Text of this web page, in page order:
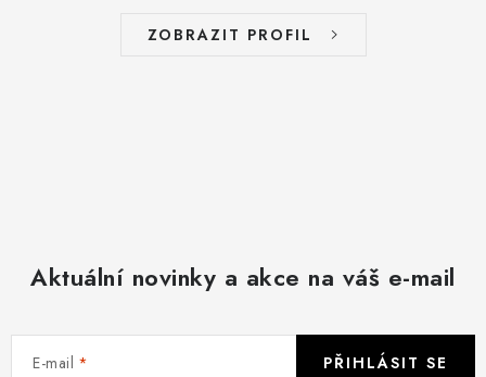
ZOBRAZIT PROFIL
Aktuální novinky a akce na váš e-mail
E-mail PŘIHLÁSIT SE